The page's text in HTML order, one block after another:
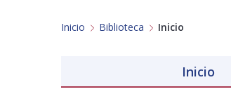
Inicio Biblioteca Inicio
Inicio